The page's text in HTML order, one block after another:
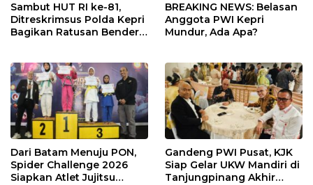
Sambut HUT RI ke-81,
Ditreskrimsus Polda Kepri
Bagikan Ratusan Bendera
BREAKING NEWS: Belasan
Anggota PWI Kepri
Mundur, Ada Apa?
Dari Batam Menuju PON,
Spider Challenge 2026
Siapkan Atlet Jujitsu
Gandeng PWI Pusat, KJK
Siap Gelar UKW Mandiri di
Tanjungpinang Akhir